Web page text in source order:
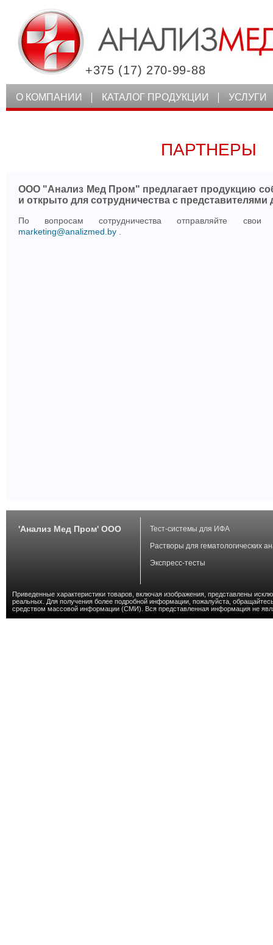
+375 (17) 270-99-88
О КОМПАНИИ КАТАЛОГ ПРОДУКЦИИ УСЛУГИ
ПАРТНЕРЫ
ООО "Анализ Мед Пром" предлагает продукцию
и открыто для сотрудничества с
По вопросам сотрудничества отправляйте
marketing@analizmed.by
'Анализ Мед Пром' ООО
Тест-системы для ИФА
Растворы для гематологических
Экспресс-тесты
Приведенные характеристики товаров, включая изображения, представлены
реальных. Для получения более подробной информации, пожалуйста,
средством массовой информации (СМИ). Вся представленная информация не